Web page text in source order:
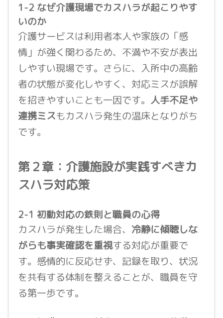
1-2 なぜ介護現場でカスハラが起こりやす
いのか
介護サービスは利用者本人や家族の「感
情」が強く関わるため、不満や不安が表出
しやすい現場です。さらに、入所中の高齢
者の状態が変化しやすく、対応ミスが誤解
を招きやすいことも一因です。 人手不足や
連携ミスもカスハラ発生の温床となりがち
です。
第２章：介護施設が実践すべきカ
スハラ対応策
2-1 初動対応の鉄則と職員の心得
カスハラが発生した場合、 冷静に傾聴しな
がらも事実確認を重視する対応が重要で
す。感情的に反応せず、記録を取り、状況
を共有する体制を整えることが、職員を守
る第一歩です。